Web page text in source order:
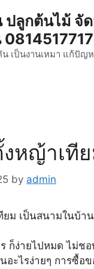
ปลูกต้นไม้ จั
เป็นงานเหมา แก้ปัญ
หญ้าเที
by admin
ยม เป็นสนามในบ้า
ก็ง่ายไปหมด ไม่ชอ
อะไรง่ายๆ การซื้อ